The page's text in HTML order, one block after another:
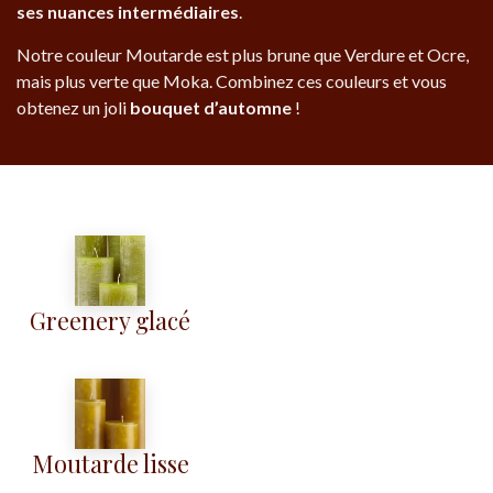
ses nuances intermédiaires.
Notre couleur Moutarde est plus brune que Verdure et Ocre,
mais plus verte que Moka. Combinez ces couleurs et vous
obtenez un joli bouquet d’automne !
Greenery glacé
Moutarde lisse